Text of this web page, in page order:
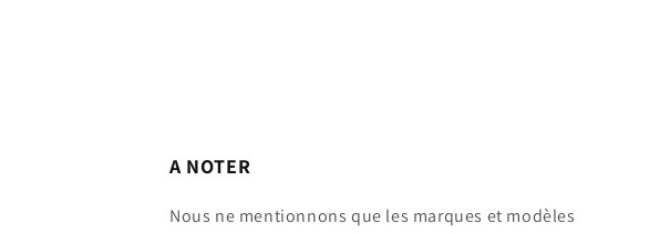
A NOTER
Nous ne mentionnons que les marques et modèles